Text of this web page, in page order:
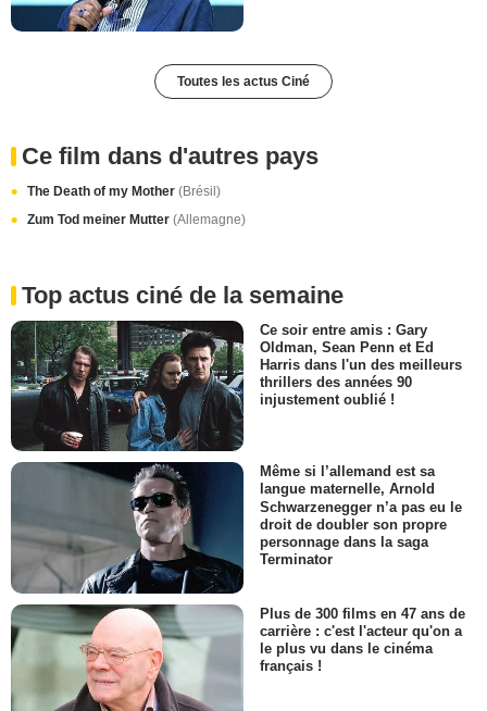
Toutes les actus Ciné
Ce film dans d'autres pays
The Death of my Mother (Brésil)
Zum Tod meiner Mutter (Allemagne)
Top actus ciné de la semaine
Ce soir entre amis : Gary
Oldman, Sean Penn et Ed
Harris dans l'un des meilleurs
thrillers des années 90
injustement oublié !
Même si l’allemand est sa
langue maternelle, Arnold
Schwarzenegger n’a pas eu le
droit de doubler son propre
personnage dans la saga
Terminator
Plus de 300 films en 47 ans de
carrière : c'est l'acteur qu'on a
le plus vu dans le cinéma
français !